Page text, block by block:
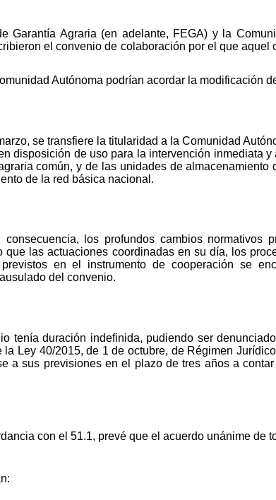
Garantía Agraria (en adelante, FEGA) y la
el convenio de colaboración por el que
Autónoma podrían acordar la modificación
se transfiere la titularidad a la Comunidad
disposición de uso para la intervención inmediata
común, y de las unidades de almacenamiento
de la red básica nacional.
los profundos cambios normativos
las actuaciones coordinadas en su día, los
en el instrumento de cooperación se
del convenio.
tenía duración indefinida, pudiendo ser
Ley 40/2015, de 1 de octubre, de Régimen
a sus previsiones en el plazo de tres años a
con el 51.1, prevé que el acuerdo unánime de